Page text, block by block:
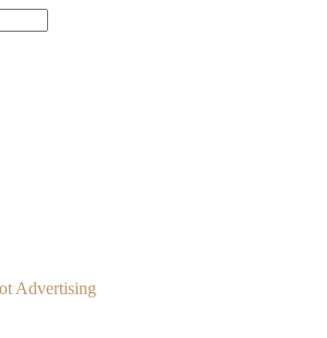
Advertising